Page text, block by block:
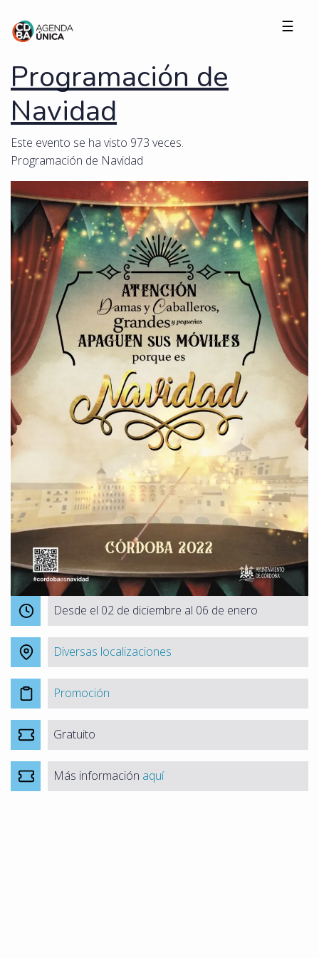
☰
Programación de
Navidad
Este evento se ha visto 973 veces.
Programación de Navidad
Desde el 02 de diciembre al 06 de enero
Diversas localizaciones
Promoción
Gratuito
Más información aquí